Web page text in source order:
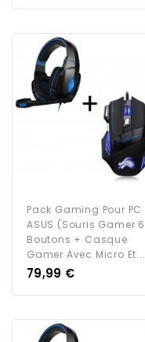
Pack Gaming Pour PC
ASUS (Souris Gamer 6
Boutons + Casque
Gamer Avec Micro Et...
Prix
79,99 €